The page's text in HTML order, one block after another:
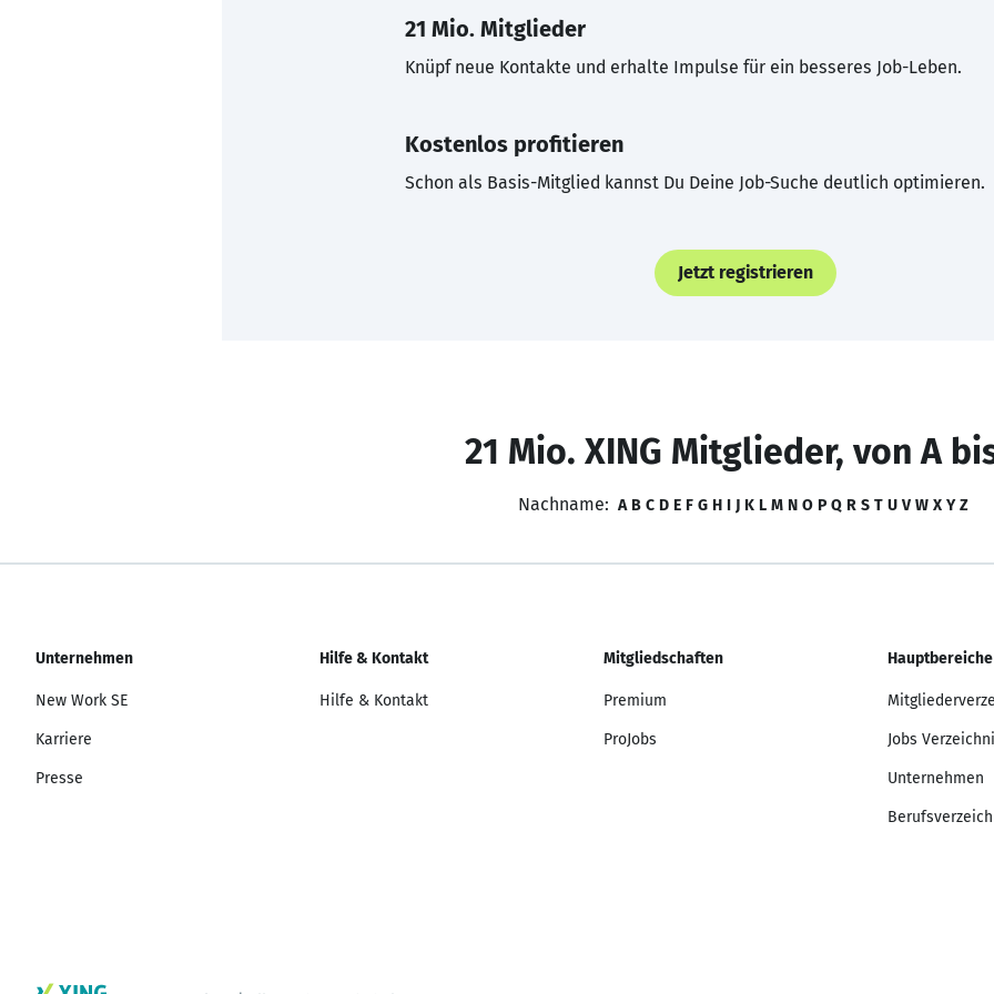
21 Mio. Mitglieder
Knüpf neue Kontakte und erhalte Impulse für ein besseres Job-Leben.
Kostenlos profitieren
Schon als Basis-Mitglied kannst Du Deine Job-Suche deutlich optimieren.
Jetzt registrieren
21 Mio. XING Mitglieder, von A
Nachname: A B C D E F G H I J K L M N O P Q R S T U V W X Y Z
Unternehmen
New Work SE
Karriere
Presse
Hilfe & Kontakt
Hilfe & Kontakt
Mitgliedschaften
Premium
ProJobs
Hauptbereiche
Jobs
Unternehmen